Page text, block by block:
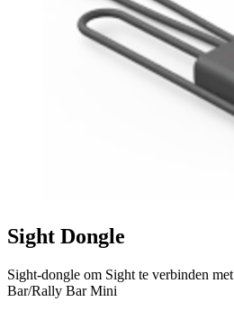
Sight Dongle
Sight-dongle om Sight te verbinden
Bar/Rally Bar Mini